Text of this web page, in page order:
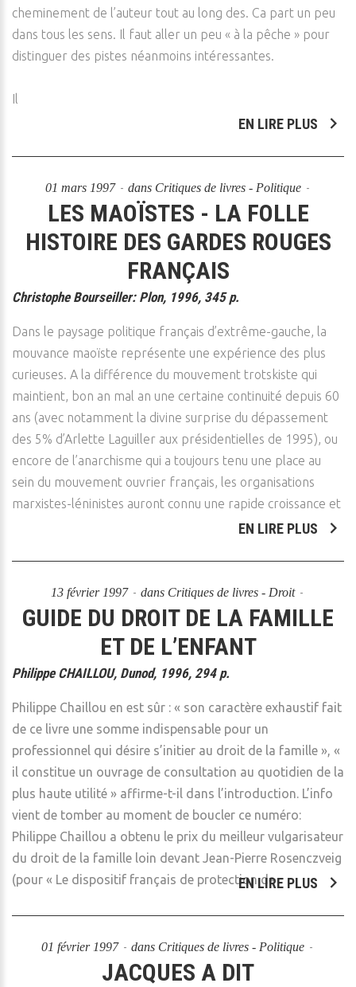
cheminement de l’auteur tout au long des. Ca part un peu
dans tous les sens. Il faut aller un peu « à la pêche » pour
distinguer des pistes néanmoins intéressantes.
Il
EN LIRE PLUS
01 mars 1997 dans Critiques de livres - Politique
LES MAOÏSTES - LA FOLLE
HISTOIRE DES GARDES ROUGES
FRANÇAIS
Christophe Bourseiller: Plon, 1996, 345 p.
Dans le paysage politique français d’extrême-gauche, la
mouvance maoïste représente une expérience des plus
curieuses. A la différence du mouvement trotskiste qui
maintient, bon an mal an une certaine continuité depuis 60
ans (avec notamment la divine surprise du dépassement
des 5% d’Arlette Laguiller aux présidentielles de 1995), ou
encore de l’anarchisme qui a toujours tenu une place au
sein du mouvement ouvrier français, les organisations
marxistes-léninistes auront connu une rapide croissance et
EN LIRE PLUS
13 février 1997 dans Critiques de livres - Droit
GUIDE DU DROIT DE LA FAMILLE
ET DE L’ENFANT
Philippe CHAILLOU, Dunod, 1996, 294 p.
Philippe Chaillou en est sûr : « son caractère exhaustif fait
de ce livre une somme indispensable pour un
professionnel qui désire s’initier au droit de la famille », «
il constitue un ouvrage de consultation au quotidien de la
plus haute utilité » affirme-t-il dans l’introduction. L’info
vient de tomber au moment de boucler ce numéro:
Philippe Chaillou a obtenu le prix du meilleur vulgarisateur
du droit de la famille loin devant Jean-Pierre Rosenczveig
(pour « Le dispositif français de protection deEN LIRE PLUS
01 février 1997 dans Critiques de livres - Politique
JACQUES A DIT